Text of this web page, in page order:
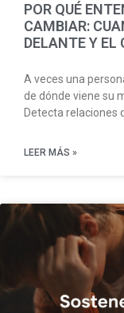
POR QUÉ
CAMBIAR:
DELANTE Y EL
A veces una
de dónde viene su
Detecta relaciones
LEER MÁS »